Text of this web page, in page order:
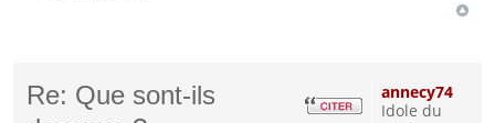
Re: Que sont-ils
annecy74
Idole du